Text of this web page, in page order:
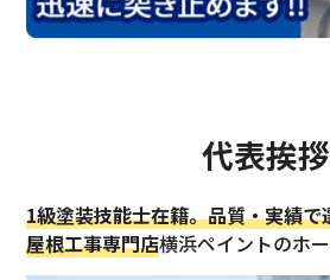
代表挨拶
1級塗装技能士在籍。品質・実績
屋根工事専門店横浜ペイントのホ